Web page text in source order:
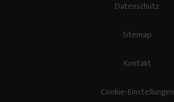
Datenschutz
Sitemap
Kontakt
Cookie-Einstellungen